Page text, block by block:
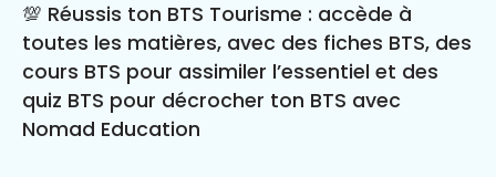
💯 Réussis ton BTS Tourisme : accède à
toutes les matières, avec des fiches BTS, des
cours BTS pour assimiler l’essentiel et des
quiz BTS pour décrocher ton BTS avec
Nomad Education